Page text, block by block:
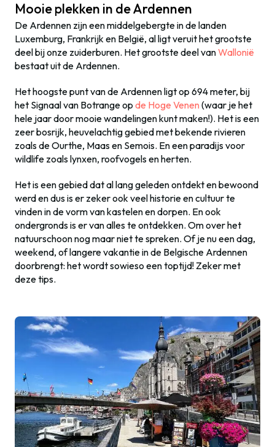
Mooie plekken in de Ardennen
De Ardennen zijn een middelgebergte in de landen
Luxemburg, Frankrijk en België, al ligt veruit het grootste
deel bij onze zuiderburen. Het grootste deel vanWallonië
bestaat uit de Ardennen.
Het hoogste punt van de Ardennen ligt op 694 meter, bij
het Signaal van Botrange op de Hoge Venen (waar je het
hele jaar door mooie wandelingen kunt maken!). Het is een
zeer bosrijk, heuvelachtig gebied met bekende rivieren
zoals de Ourthe, Maas en Semois. En een paradijs voor
wildlife zoals lynxen, roofvogels en herten.
Het is een gebied dat al lang geleden ontdekt en bewoond
werd en dus is er zeker ook veel historie en cultuur te
vinden in de vorm van kastelen en dorpen. En ook
ondergronds is er van alles te ontdekken. Om over het
natuurschoon nog maar niet te spreken. Of je nu een dag,
weekend, of langere vakantie in de Belgische Ardennen
doorbrengt: het wordt sowieso een toptijd! Zeker met
deze tips.